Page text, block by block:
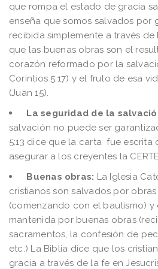
que rompa el estado de gracia
enseña que somos salvados por
recibida simplemente a través de
que las buenas obras son el
corazón reformado por la
Corintios 5:17) y el fruto de esa
(Juan 15).
La seguridad de la
salvación no puede ser
5:13 dice que la carta fue
asegurar a los creyentes la
Buenas obras: La Iglesia
cristianos son salvados por
(comenzando con el bautismo) y
mantenida por buenas obras
sacramentos, la confesión de
etc.) La Biblia dice que los
gracia a través de la fe en